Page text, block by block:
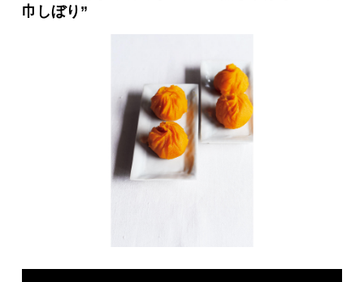
巾しぼり”